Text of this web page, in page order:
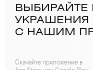
ВЫБИРАЙТЕ
УКРАШЕНИЯ
С НАШИМ
Скачайте приложение в